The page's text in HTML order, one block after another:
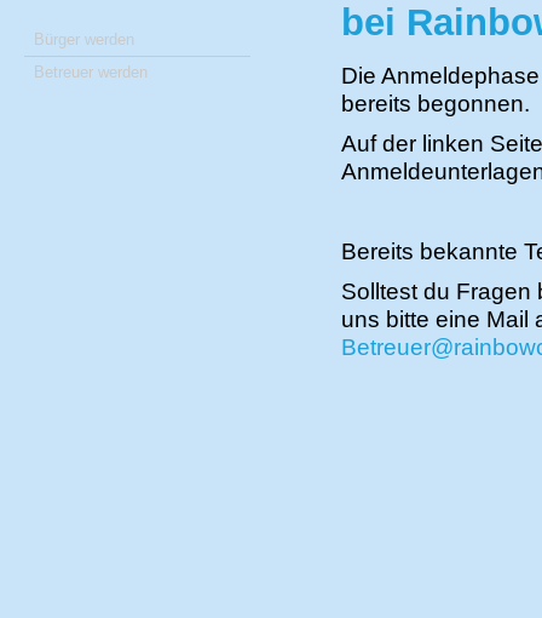
Bürger werden
Betreuer werden
bei
Die
bereits begonnen.
Auf der linken
Bereits bekannte
Solltest du Fragen
uns bitte eine Mail